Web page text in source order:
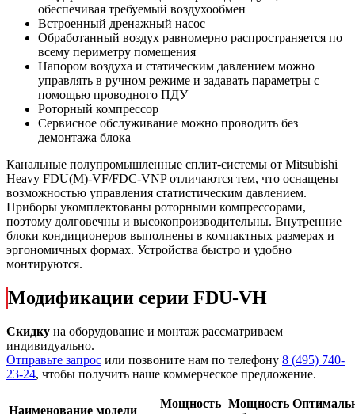
обеспечивая требуемый воздухообмен
Встроенный дренажный насос
Обработанный воздух равномерно распространяется по
всему периметру помещения
Напором воздуха и статическим давлением можно
управлять в ручном режиме и задавать параметры с
помощью проводного ПДУ
Роторный компрессор
Сервисное обслуживание можно проводить без
демонтажа блока
Канальные полупромышленные сплит-системы от Mitsubishi
Heavy FDU(M)-VF/FDC-VNP отличаются тем, что оснащены
возможностью управления статистическим давлением.
Приборы укомплектованы роторными компрессорами,
поэтому долговечны и высокопроизводительны. Внутренние
блоки кондиционеров выполнены в компактных размерах и
эргономичных формах. Устройства быстро и удобно
монтируются.
Модификации серии FDU-VH
Скидку на оборудование и монтаж рассматриваем
индивидуально.
Отправьте запрос или позвоните нам по телефону 8 (495) 740-
23-24, чтобы получить наше коммерческое предложение.
Наименование модели
Мощность Мощность